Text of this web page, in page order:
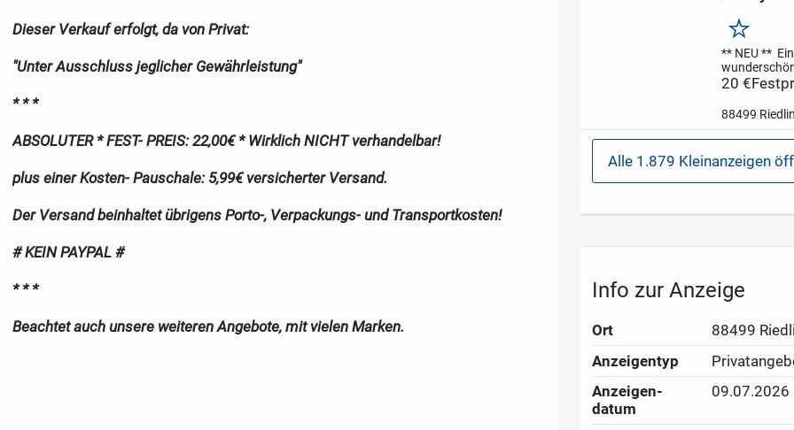
Dieser Verkauf erfolgt, da von Privat:
"Unter Ausschluss jeglicher Gewährleistung"
* * *
ABSOLUTER * FEST- PREIS: 22,00€ * Wirklich NICHT verhandelbar!
plus einer Kosten- Pauschale: 5,99€ versicherter Versand.
Der Versand beinhaltet übrigens Porto-, Verpackungs- und Transportkosten!
# KEIN PAYPAL #
* * *
Beachtet auch unsere weiteren Angebote, mit vielen Marken.
Merken
** NEU **
hochwertig,
edel,
stylisch
7/8 *
* Capri
Stoff
Waist *
20 €
88499
Alle 1.879 Kleinanzeigen
Info zur Anzeige
Ort
88499
Anzeigen­typ
Anzeigen­
datum
09.07.2026